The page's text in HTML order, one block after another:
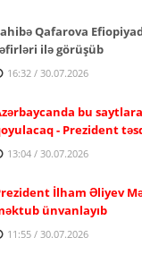
Qafarova
ilə görüşüb
16:32 / 30.07.2026
bu
- Prezident
13:04 / 30.07.2026
İlham Əliyev
ünvanlayıb
11:55 / 30.07.2026